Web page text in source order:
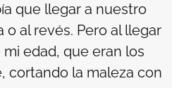
que llegar a nuestro
al revés. Pero al llegar
edad, que eran los
cortando la maleza con